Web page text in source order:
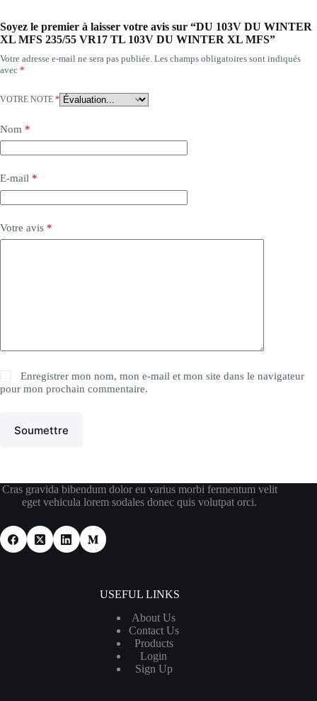
Soyez le premier à laisser votre avis sur “DU 103V DU WINTER
XL MFS 235/55 VR17 TL 103V DU WINTER XL MFS”
Votre adresse e-mail ne sera pas publiée. Les champs obligatoires sont indiqués
avec *
VOTRE NOTE *
Nom *
E-mail *
Votre avis *
Enregistrer mon nom, mon e-mail et mon site dans le navigateur
pour mon prochain commentaire.
Soumettre
Cras gravida bibendum dolor eu varius morbi fermentum velit
eget vehicula lorem sodales donec quis volutpat orci.
USEFUL LINKS
About Us
Contact Us
Products
Login
Sign Up